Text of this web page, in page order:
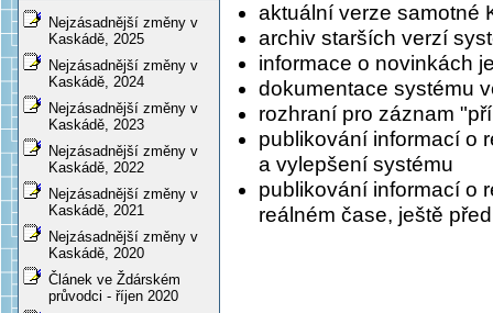
Nejzásadnější změny v
Kaskádě, 2025
Nejzásadnější změny v
Kaskádě, 2024
Nejzásadnější změny v
Kaskádě, 2023
Nejzásadnější změny v
Kaskádě, 2022
Nejzásadnější změny v
Kaskádě, 2021
Nejzásadnější změny v
Kaskádě, 2020
Článek ve Ždárském
průvodci - říjen 2020
aktuální verze samotné
archiv starších verzí
informace o novinkách
dokumentace systému
rozhraní pro záznam
publikování informací o
a vylepšení systému
publikování informací o
reálném čase, ještě